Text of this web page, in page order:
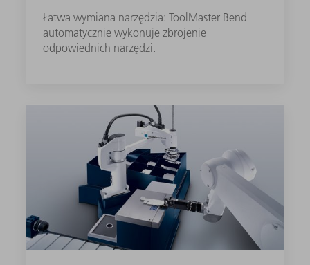
Łatwa wymiana narzędzia: ToolMaster Bend
automatycznie wykonuje zbrojenie
odpowiednich narzędzi.